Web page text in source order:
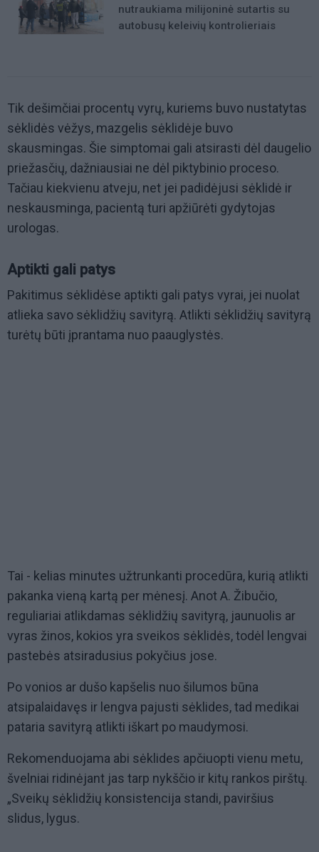
nutraukiama milijoninė sutartis su
autobusų keleivių kontrolieriais
Tik dešimčiai procentų vyrų, kuriems buvo nustatytas
sėklidės vėžys, mazgelis sėklidėje buvo
skausmingas. Šie simptomai gali atsirasti dėl daugelio
priežasčių, dažniausiai ne dėl piktybinio proceso.
Tačiau kiekvienu atveju, net jei padidėjusi sėklidė ir
neskausminga, pacientą turi apžiūrėti gydytojas
urologas.
Aptikti gali patys
Pakitimus sėklidėse aptikti gali patys vyrai, jei nuolat
atlieka savo sėklidžių savityrą. Atlikti sėklidžių savityrą
turėtų būti įprantama nuo paauglystės.
Tai - kelias minutes užtrunkanti procedūra, kurią atlikti
pakanka vieną kartą per mėnesį. Anot A. Žibučio,
reguliariai atlikdamas sėklidžių savityrą, jaunuolis ar
vyras žinos, kokios yra sveikos sėklidės, todėl lengvai
pastebės atsiradusius pokyčius jose.
Po vonios ar dušo kapšelis nuo šilumos būna
atsipalaidavęs ir lengva pajusti sėklides, tad medikai
pataria savityrą atlikti iškart po maudymosi.
Rekomenduojama abi sėklides apčiuopti vienu metu,
švelniai ridinėjant jas tarp nykščio ir kitų rankos pirštų.
„Sveikų sėklidžių konsistencija standi, paviršius
slidus, lygus.